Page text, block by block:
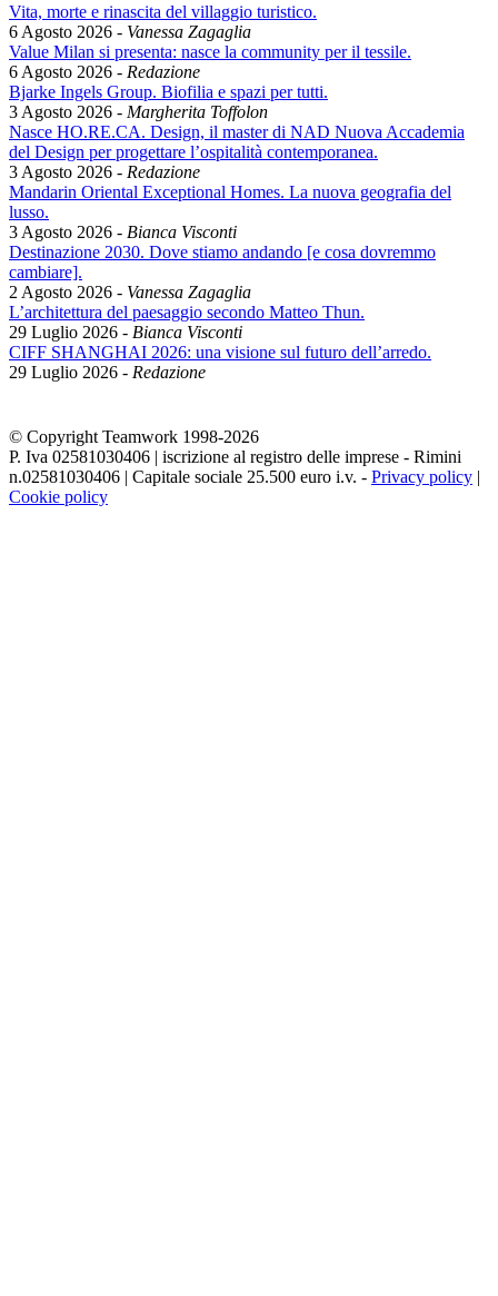
Vita, morte e rinascita del villaggio turistico.
6 Agosto 2026 - Vanessa Zagaglia
Value Milan si presenta: nasce la community per il tessile.
6 Agosto 2026 - Redazione
Bjarke Ingels Group. Biofilia e spazi per tutti.
3 Agosto 2026 - Margherita Toffolon
Nasce HO.RE.CA. Design, il master di NAD Nuova Accademia
del Design per progettare l’ospitalità contemporanea.
3 Agosto 2026 - Redazione
Mandarin Oriental Exceptional Homes. La nuova geografia del
lusso.
3 Agosto 2026 - Bianca Visconti
Destinazione 2030. Dove stiamo andando [e cosa dovremmo
cambiare].
2 Agosto 2026 - Vanessa Zagaglia
L’architettura del paesaggio secondo Matteo Thun.
29 Luglio 2026 - Bianca Visconti
CIFF SHANGHAI 2026: una visione sul futuro dell’arredo.
29 Luglio 2026 - Redazione
© Copyright Teamwork 1998-2026
P. Iva 02581030406 | iscrizione al registro delle imprese - Rimini
n.02581030406 | Capitale sociale 25.500 euro i.v. - Privacy policy |
Cookie policy